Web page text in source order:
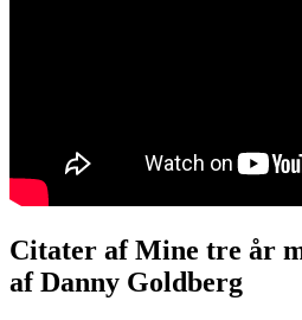
Citater af Mine tre år
af Danny Goldberg